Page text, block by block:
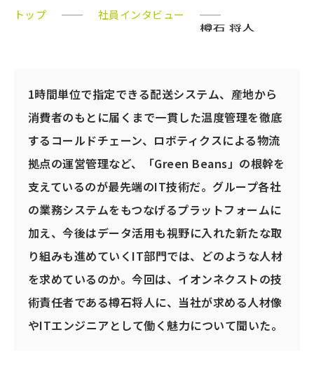
トップ 社員インタビュー
1時間単位で指定できる配送システム、産地から
消費者のもとに届くまで一貫した温度管理を徹底
するコールドチェーン、ロボティクスによる物流
拠点の運営管理など、「Green Beans」の根幹を
支えているのが最先端のIT技術だ。グループ各社
の業務システムをもつなげるプラットフォームに
加え、今後はデータ活用も視野に入れた新たな取
り組みも進めていくIT部門では、どのような人材
を求めているのか。今回は、イオンネクストの技
術責任者である樽石将人に、当社が求める人材像
やITエンジニアとして働く魅力について聞いた。